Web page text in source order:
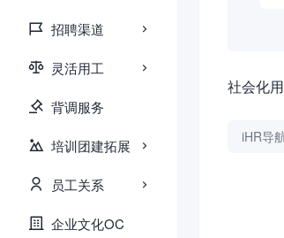
招聘渠道
灵活用工
背调服务
培训团建拓展
员工关系
企业文化OC
社会化
iHR导